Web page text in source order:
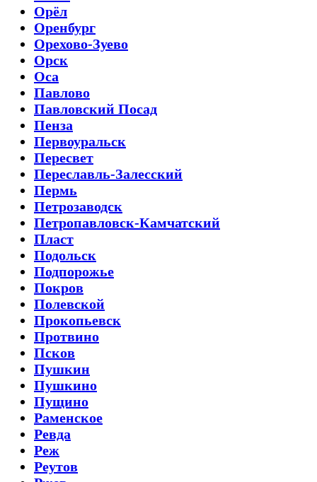
Орёл
Оренбург
Орехово-Зуево
Орск
Оса
Павлово
Павловский Посад
Пенза
Первоуральск
Пересвет
Переславль-Залесский
Пермь
Петрозаводск
Петропавловск-Камчатский
Пласт
Подольск
Подпорожье
Покров
Полевской
Прокопьевск
Протвино
Псков
Пушкин
Пушкино
Пущино
Раменское
Ревда
Реж
Реутов